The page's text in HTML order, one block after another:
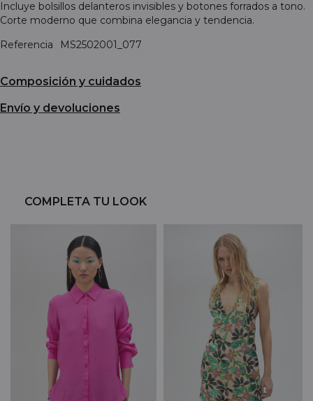
Incluye bolsillos delanteros invisibles y botones forrados a tono.
Corte moderno que combina elegancia y tendencia.
Referencia
MS2502001_077
Composición y cuidados
Envío y devoluciones
COMPLETA TU LOOK